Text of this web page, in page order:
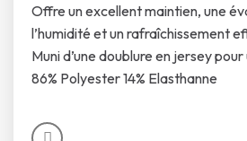
Offre un excellent maintien, une
l’humidité et un rafraîchissement
Muni d’une doublure en jersey
86% Polyester 14% Elasthanne